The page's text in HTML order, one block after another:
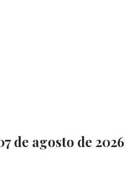
de agosto de 2026